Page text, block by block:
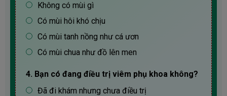
Không có mùi gì
Có mùi hôi khó chịu
Có mùi tanh nồng như cá ươn
Có mùi chua như đồ lên men
4. Bạn có đang điều trị viêm phụ khoa không?
Đã đi khám nhưng chưa điều trị